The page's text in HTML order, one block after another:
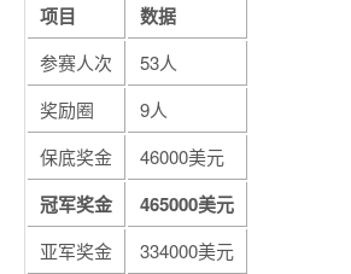
项目 数据
参赛人次
53人
奖励圈
9人
保底奖金
46000美元
冠军奖金 465000美元
亚军奖金 334000美元